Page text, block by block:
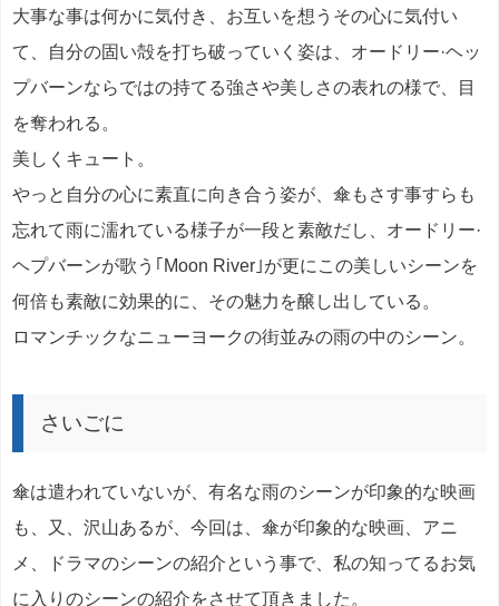
大事な事は何かに気付き、お互いを想うその心に気付い
て、自分の固い殻を打ち破っていく姿は、オードリー·ヘッ
プバーンならではの持てる強さや美しさの表れの様で、目
を奪われる。
美しくキュート。
やっと自分の心に素直に向き合う姿が、傘もさす事すらも
忘れて雨に濡れている様子が一段と素敵だし、オードリー·
ヘプバーンが歌う｢Moon River｣が更にこの美しいシーンを
何倍も素敵に効果的に、その魅力を醸し出している。
ロマンチックなニューヨークの街並みの雨の中のシーン。
さいごに
傘は遣われていないが、有名な雨のシーンが印象的な映画
も、又、沢山あるが、今回は、傘が印象的な映画、アニ
メ、ドラマのシーンの紹介という事で、私の知ってるお気
に入りのシーンの紹介をさせて頂きました。